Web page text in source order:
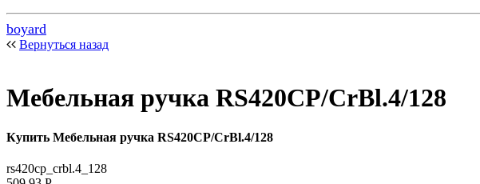
boyard
Вернуться назад
Мебельная ручка RS420CP/CrBl.4/128
Купить Мебельная ручка RS420CP/CrBl.4/128
rs420cp_crbl.4_128